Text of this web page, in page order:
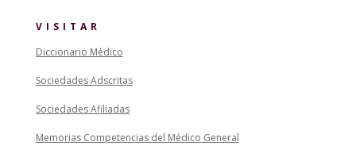
VISITAR
Diccionario Médico
Sociedades Adscritas
Sociedades Afiliadas
Memorias Competencias del Médico General